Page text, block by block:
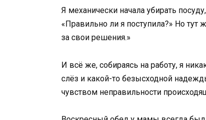
Я механически начала убирать
«Правильно ли я поступила?» Но тут
за свои решения.»
И всё же, собираясь на работу, я
слёз и какой-то безысходной
чувством неправильности